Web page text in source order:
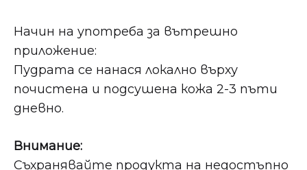
Начин на употреба за вътрешно
приложение:
Пудрата се нанася локално върху
почистена и подсушена кожа 2-3 пъти
дневно.
Внимание:
Съхранявайте продукта на недостъпно